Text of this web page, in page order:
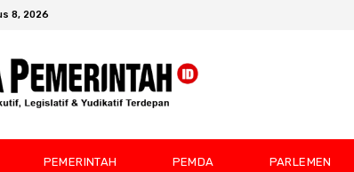
8, 2026
PEMERINTAH PEMDA PARLEMEN